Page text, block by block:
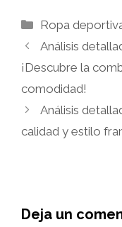
Categorías
Ropa
Análisis
¡Descubre la
comodidad!
Análisis
calidad y estilo
Deja un